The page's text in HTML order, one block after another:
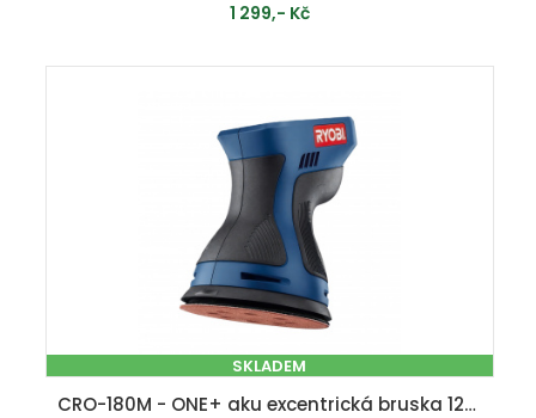
1 299,- Kč
SKLADEM
CRO-180M - ONE+ aku excentrická bruska 125 mm